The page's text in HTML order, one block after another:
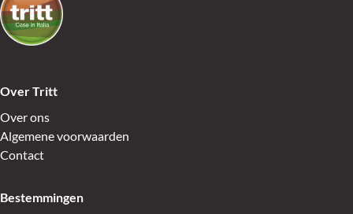
Over Tritt
Over ons
Algemene voorwaarden
Contact
Bestemmingen